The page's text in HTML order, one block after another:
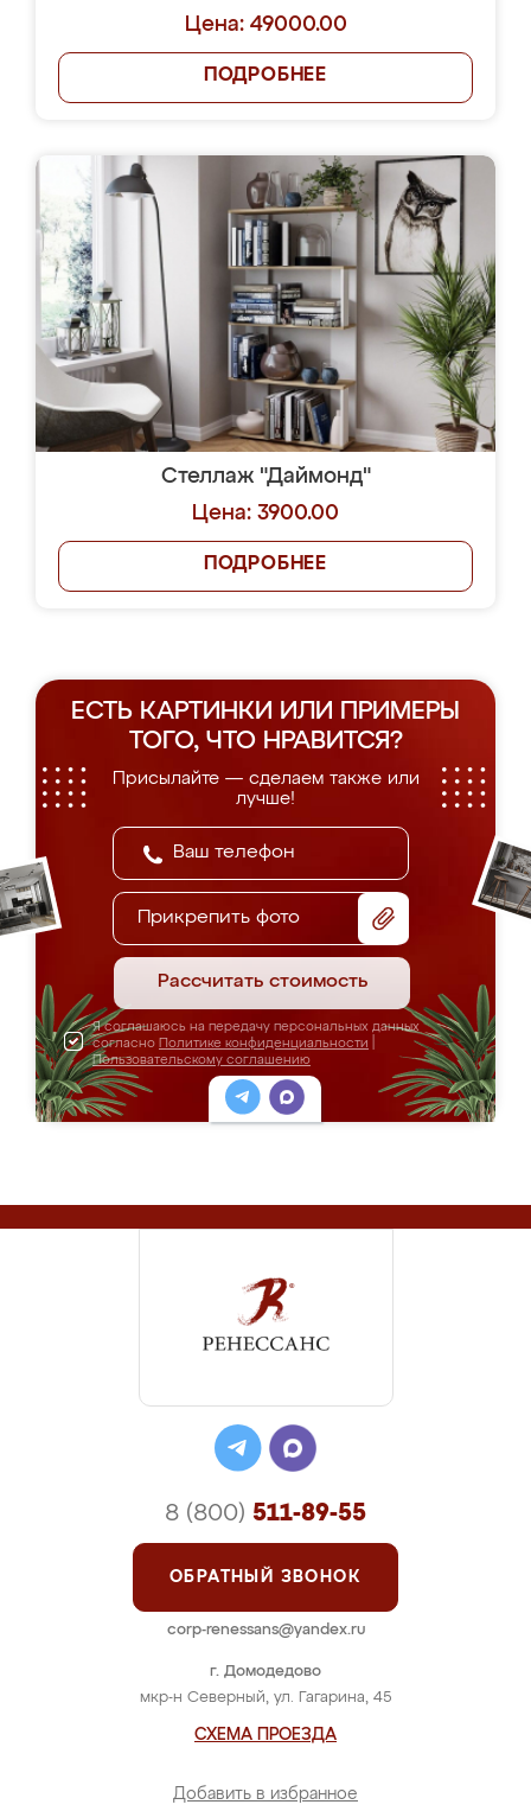
Цена: 49000.00
ПОДРОБНЕЕ
Стеллаж "Даймонд"
Цена: 3900.00
ПОДРОБНЕЕ
ЕСТЬ КАРТИНКИ ИЛИ ПРИМЕРЫ
ТОГО, ЧТО НРАВИТСЯ?
Присылайте — сделаем также или
лучше!
Прикрепить фото
Рассчитать стоимость
Я соглашаюсь на передачу персональных данных
согласно Политике конфиденциальности
Пользовательскому соглашению
г. Домодедово
мкр-н Северный, ул. Гагарина, 45
СХЕМА ПРОЕЗДА
Добавить в избранное
8 (800) 511-89-55
ОБРАТНЫЙ ЗВОНОК
corp-renessans@yandex.ru